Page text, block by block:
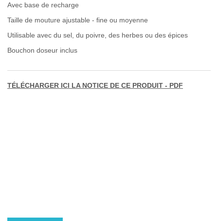
Avec base de recharge
Taille de mouture ajustable - fine ou moyenne
Utilisable avec du sel, du poivre, des herbes ou des épices
Bouchon doseur inclus
TÉLÉCHARGER ICI LA NOTICE DE CE PRODUIT - PDF